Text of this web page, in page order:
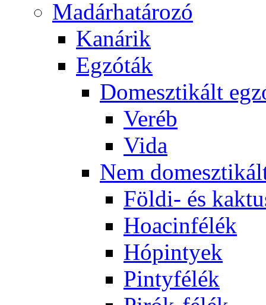
Madárhatározó
Kanárik
Egzóták
Domesztikált
Veréb
Vida
Nem
Földi- és
Hoacinfélék
Hópintyek
Pintyfélék